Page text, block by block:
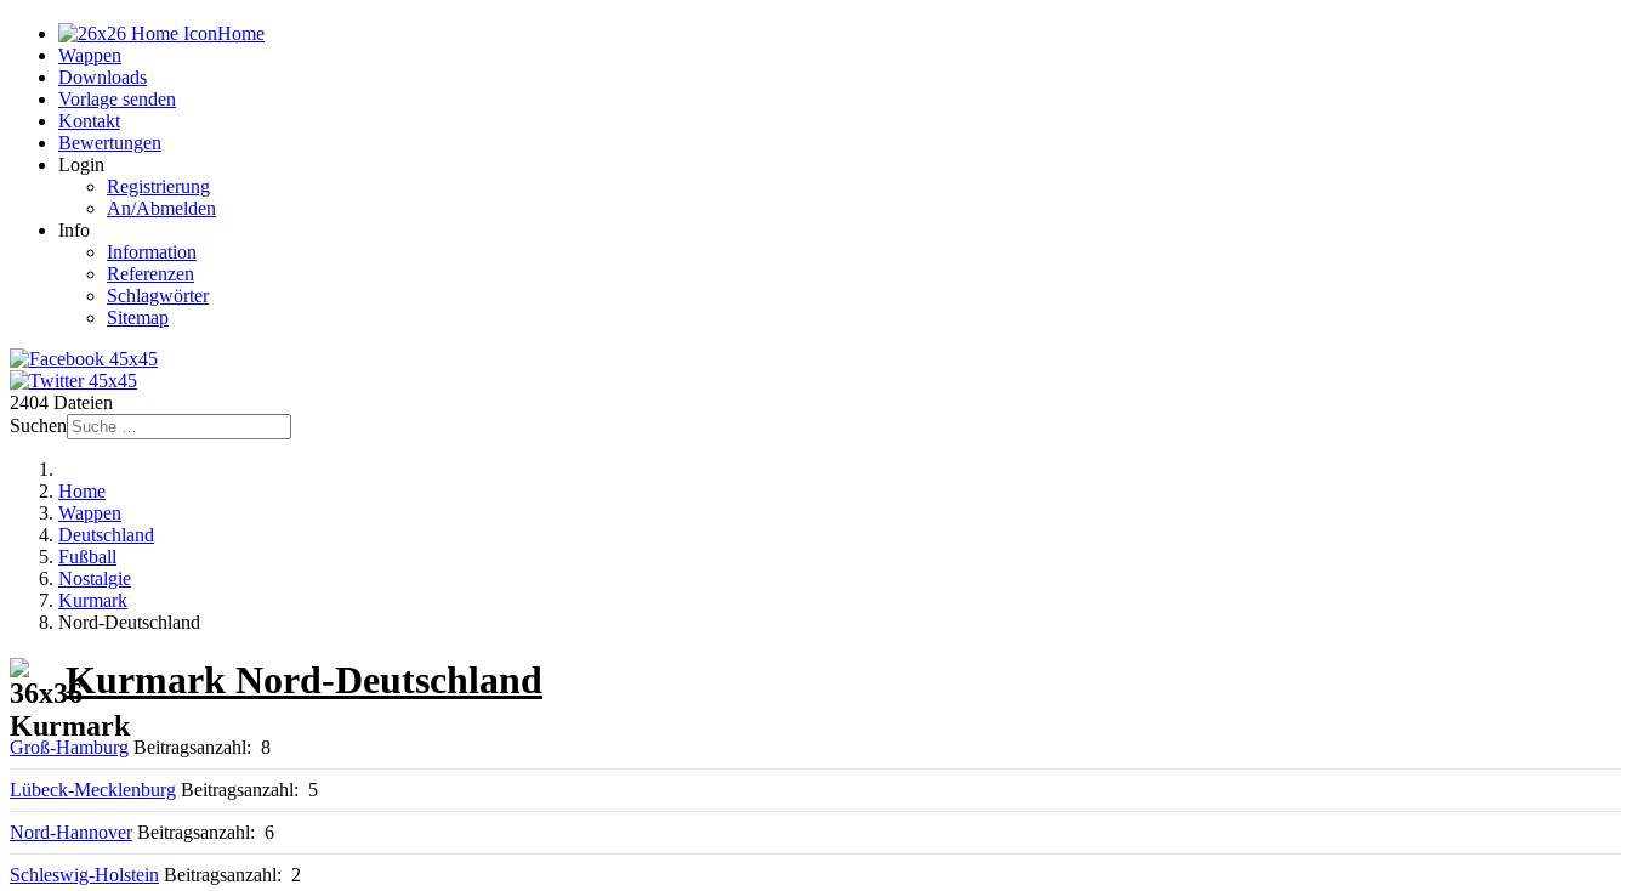
Home
Wappen
Downloads
Vorlage senden
Kontakt
Bewertungen
Login
Registrierung
An/Abmelden
Info
Information
Referenzen
Schlagwörter
Sitemap
2404 Dateien
Suchen
Home
Wappen
Deutschland
Fußball
Nostalgie
Kurmark
Nord-Deutschland
Kurmark Nord-Deutschland
Groß-Hamburg Beitragsanzahl: 8
Lübeck-Mecklenburg Beitragsanzahl: 5
Nord-Hannover Beitragsanzahl: 6
Schleswig-Holstein Beitragsanzahl: 2